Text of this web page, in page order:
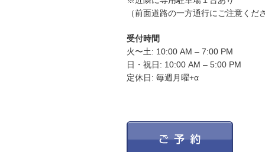
（前面道路の一方通行にご注意くだ
受付時間
火〜土: 10:00 AM – 7:00 PM
日・祝日: 10:00 AM – 5:00 PM
定休日: 毎週月曜+α